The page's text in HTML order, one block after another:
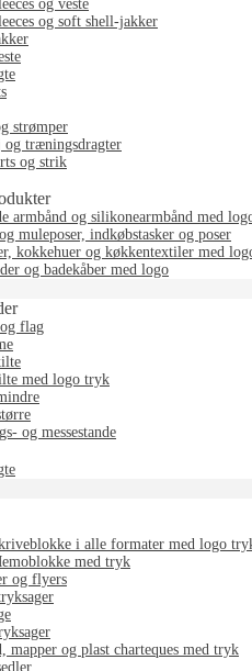
og veste
og soft shell-jakker
strømper
og træningsdragter
og strik
armbånd og silikonearmbånd med
muleposer, indkøbstasker og poser
kokkehuer og køkkentextiler med
og badekåber med logo
flag
med logo tryk
og messestande
i alle formater med logo
med tryk
og flyers
mapper og plast charteques med tryk